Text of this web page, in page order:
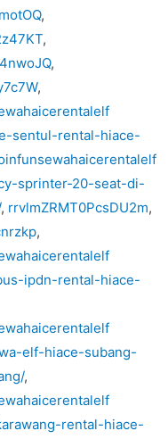
,
,
,
,
sentul-rental-hiace-
sprinter-20-seat-di-
, rrvlmZRMT0PcsDU2m,
,
ipdn-rental-hiace-
elf-hiace-subang-
,
rental-hiace-